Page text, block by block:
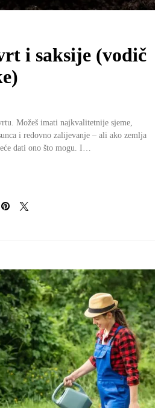
i saksije (vodič
Možeš imati najkvalitetnije sjeme,
i redovno zalijevanje – ali ako zemlja
dati ono što mogu. I…